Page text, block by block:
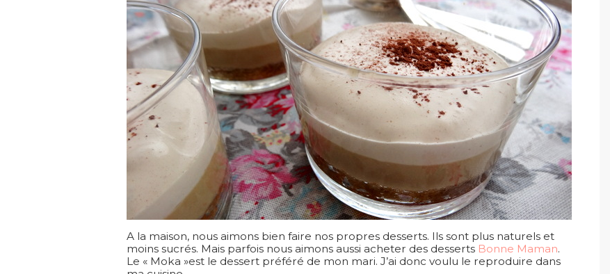
A la maison, nous aimons bien faire nos propres desserts. Ils sont plus naturels et
moins sucrés. Mais parfois nous aimons aussi acheter des desserts Bonne Maman.
Le « Moka »est le dessert préféré de mon mari. J’ai donc voulu le reproduire dans